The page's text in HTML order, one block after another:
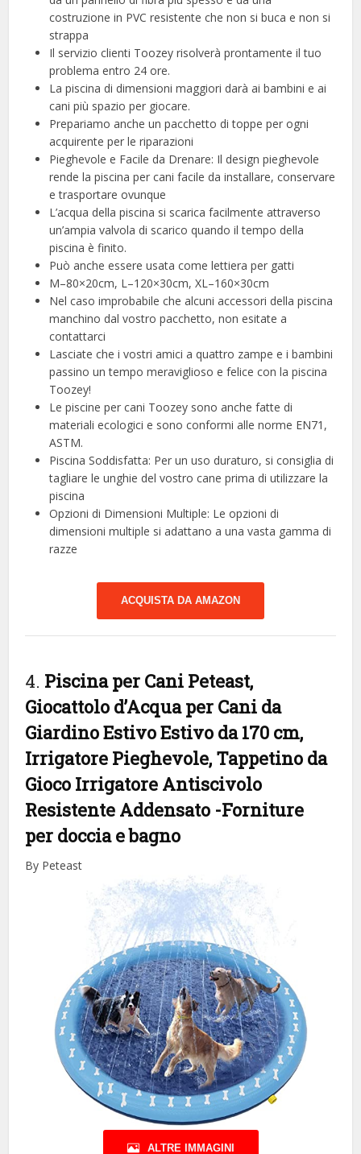
costruzione in PVC resistente che non si buca e non si
strappa
Il servizio clienti Toozey risolverà prontamente il tuo
problema entro 24 ore.
La piscina di dimensioni maggiori darà ai bambini e ai
cani più spazio per giocare.
Prepariamo anche un pacchetto di toppe per ogni
acquirente per le riparazioni
Pieghevole e Facile da Drenare: Il design pieghevole
rende la piscina per cani facile da installare, conservare
e trasportare ovunque
L’acqua della piscina si scarica facilmente attraverso
un’ampia valvola di scarico quando il tempo della
piscina è finito.
Può anche essere usata come lettiera per gatti
M–80×20cm, L–120×30cm, XL–160×30cm
Nel caso improbabile che alcuni accessori della piscina
manchino dal vostro pacchetto, non esitate a
contattarci
Lasciate che i vostri amici a quattro zampe e i bambini
passino un tempo meraviglioso e felice con la piscina
Toozey!
Le piscine per cani Toozey sono anche fatte di
materiali ecologici e sono conformi alle norme EN71,
ASTM.
Piscina Soddisfatta: Per un uso duraturo, si consiglia di
tagliare le unghie del vostro cane prima di utilizzare la
piscina
Opzioni di Dimensioni Multiple: Le opzioni di
dimensioni multiple si adattano a una vasta gamma di
razze
ACQUISTA DA AMAZON
4. Piscina per Cani Peteast,
Giocattolo d’Acqua per Cani da
Giardino Estivo Estivo da 170 cm,
Irrigatore Pieghevole, Tappetino da
Gioco Irrigatore Antiscivolo
Resistente Addensato -Forniture
per doccia e bagno
By Peteast
ALTRE IMMAGINI